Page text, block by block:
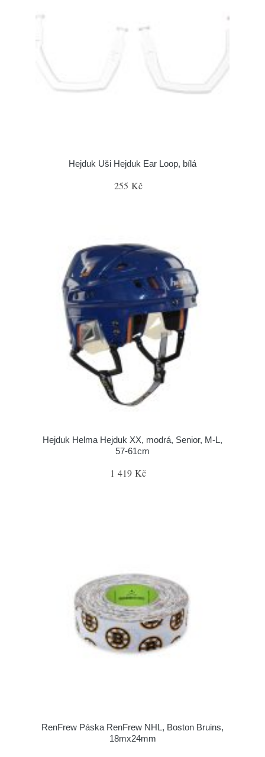
Hejduk Uši Hejduk Ear Loop, bílá
255 Kč
Hejduk Helma Hejduk XX, modrá, Senior, M-L,
57-61cm
1 419 Kč
RenFrew Páska RenFrew NHL, Boston Bruins,
18mx24mm